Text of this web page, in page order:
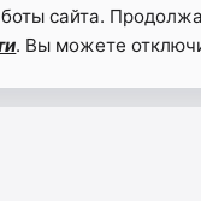
сайта.
. Вы можете